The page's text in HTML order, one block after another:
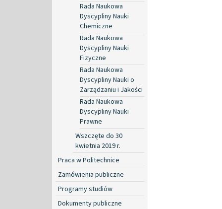
Rada Naukowa
Dyscypliny Nauki
Chemiczne
Rada Naukowa
Dyscypliny Nauki
Fizyczne
Rada Naukowa
Dyscypliny Nauki o
Zarządzaniu i Jakości
Rada Naukowa
Dyscypliny Nauki
Prawne
Wszczęte do 30
kwietnia 2019 r.
Praca w Politechnice
Zamówienia publiczne
Programy studiów
Dokumenty publiczne